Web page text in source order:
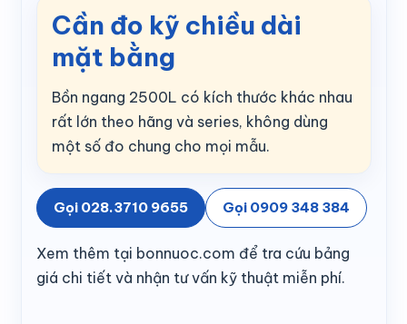
Cần đo kỹ chiều dài
mặt bằng
Bồn ngang 2500L có kích thước khác nhau
rất lớn theo hãng và series, không dùng
một số đo chung cho mọi mẫu.
Gọi 028.3710 9655 Gọi 0909 348 384
Xem thêm tại bonnuoc.com để tra cứu bảng
giá chi tiết và nhận tư vấn kỹ thuật miễn phí.